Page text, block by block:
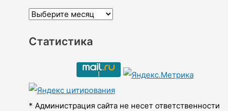
А
х
ы
Статистика
* Администрация сайта не несет ответственности